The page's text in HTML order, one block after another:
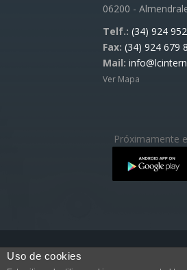
06200 -
Telf.: (34) 924
Fax: (34) 924 679
Mail:
Ver Mapa
Próximamente
Uso de cookies